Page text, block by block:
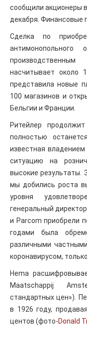
сообщили акционеры
декабря. Финансовые
Сделка по
насчитывает около
представила новые
100 магазинов и
Бельгии и Франции.
Ритейлер
полностью
известная
ситуацию на
высокие результаты.
мы добились роста
уровня
генеральный
и Parcom приобрели
годами была
различными
коронавирусом,
Hema
Maatschappij
стандартных цен»).
в 1926 году,
центов (фото-Donald